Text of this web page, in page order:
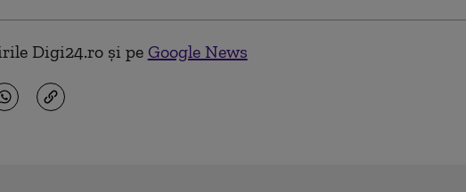
Digi24.ro și pe Google News